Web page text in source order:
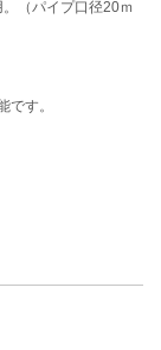
（パイプ口径20ｍ
です。